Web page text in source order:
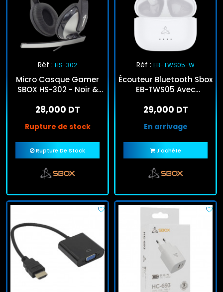
Réf : HS-302
Micro Casque Gamer
SBOX HS-302 - Noir &
28,000 DT
Rupture de stock
Rupture De Stock
Réf : EB-TWS05-W
Écouteur Bluetooth Sbox
EB-TWS05 Avec
29,000 DT
En arrivage
J'achète